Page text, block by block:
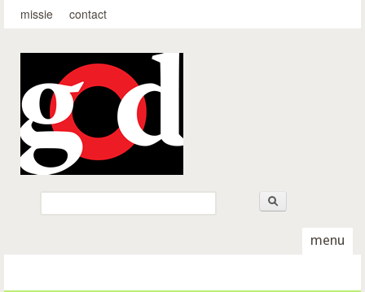
Top-menu
missie contact
godschrift.nl
Zoekveld
menu